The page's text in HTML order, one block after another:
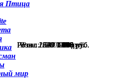
Розн.:1340 1 005руб.
Розн.:1720 1 290руб.
Розн.:2090 1 568руб.
Розн.:1200 900руб.
Розн.:580 435руб.
Птица
мир